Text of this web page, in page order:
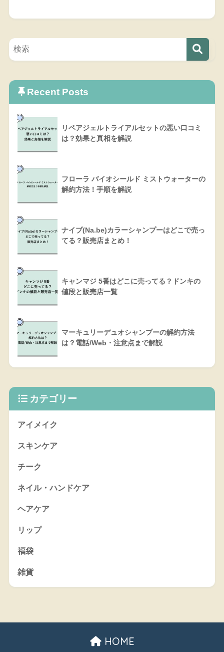
Recent Posts
リペアジェルトライアルセットの悪い口コミ
は？効果と真相を解説
フローラ バイオシールド ミストウォーターの
解約方法！手順を解説
ナイブ(Na.be)カラーシャンプーはどこで売っ
てる？販売店まとめ！
キャンマジ 5番はどこに売ってる？ドンキの
値段と販売店一覧
マーキュリーデュオシャンプーの解約方法
は？電話/Web・注意点まで解説
カテゴリー
アイメイク
スキンケア
チーク
ネイル・ハンドケア
ヘアケア
リップ
福袋
雑貨
HOME